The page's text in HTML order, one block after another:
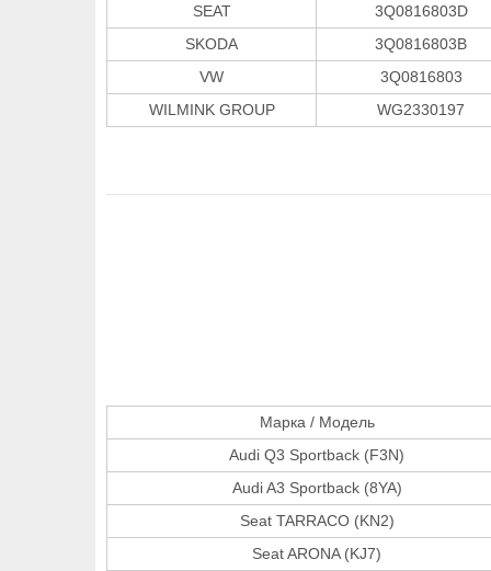
SEAT
3Q0816803D
SKODA
3Q0816803B
VW
3Q0816803
WILMINK GROUP
WG2330197
Марка / Модель
Audi Q3 Sportback (F3N)
Audi A3 Sportback (8YA)
Seat TARRACO (KN2)
Seat ARONA (KJ7)